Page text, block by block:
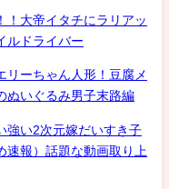
！大帝イタチにラリアッ
ルドライバー
ーちゃん人形！豆腐メ
ぬいぐるみ男子末路編
強い2次元嫁だいすき子
速報）話題な動画取り上